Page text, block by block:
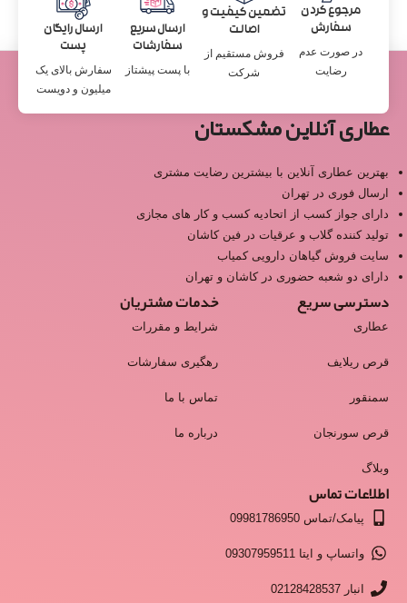
مرجوع کردن
سفارش
در صورت عدم
رضایت
تضمین کیفیت و
اصالت
فروش مستقیم از
شرکت
ارسال سریع
سفارشات
با پست پیشتاز
ارسال رایگان
پست
سفارش بالای یک
میلیون و دویست
عطاری آنلاین مشکستان
بهترین عطاری آنلاین با بیشترین رضایت مشتری
ارسال فوری در تهران
دارای جواز کسب از اتحادیه کسب و کار های مجازی
تولید کننده گلاب و عرقیات در فین کاشان
سایت فروش گیاهان دارویی کمیاب
دارای دو شعبه حضوری در کاشان و تهران
دسترسی سریع
عطاری
قرص ریلایف
سمنقور
قرص سورنجان
وبلاگ
خدمات مشتریان
شرایط و مقررات
رهگیری سفارشات
تماس با ما
درباره ما
اطلاعات تماس
پیامک/تماس 09981786950
واتساپ و ایتا 09307959511
انبار 02128428537